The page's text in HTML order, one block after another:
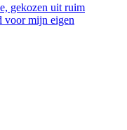
gekozen uit ruim
voor mijn eigen